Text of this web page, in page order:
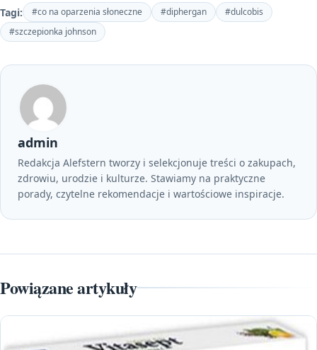
Tagi: #co na oparzenia słoneczne #diphergan
#dulcobis
#szczepionka johnson
admin
Redakcja Alefstern tworzy i selekcjonuje treści o zakupach,
zdrowiu, urodzie i kulturze. Stawiamy na praktyczne
porady, czytelne rekomendacje i wartościowe inspiracje.
Powiązane artykuły